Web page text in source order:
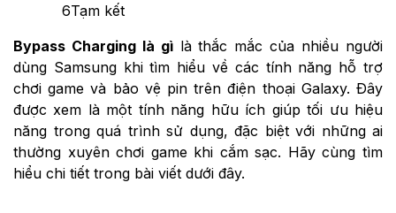
6Tạm kết
Bypass Charging là gìlà thắc mắc của nhiều người
dùng Samsung khi tìm hiểu về các tính năng hỗ trợ
chơi game và bảo vệ pin trên điện thoại Galaxy. Đây
được xem là một tính năng hữu ích giúp tối ưu hiệu
năng trong quá trình sử dụng, đặc biệt với những ai
thường xuyên chơi game khi cắm sạc. Hãy cùng tìm
hiểu chi tiết trong bài viết dưới đây.